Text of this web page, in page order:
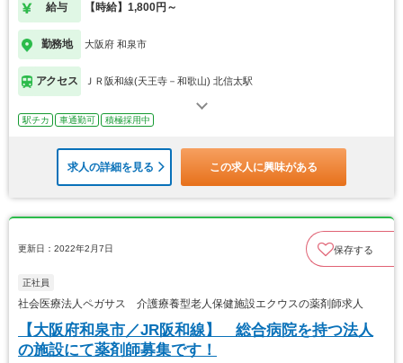
給与 【時給】1,800円～
勤務地 大阪府 和泉市
アクセス ＪＲ阪和線(天王寺－和歌山) 北信太駅
駅チカ 車通勤可 積極採用中
求人の詳細を見る この求人に興味がある
更新日：2022年2月7日 保存する
正社員
社会医療法人ペガサス 介護療養型老人保健施設エクウスの薬剤師求人
【大阪府和泉市／JR阪和線】 総合病院を持つ法人
の施設にて薬剤師募集です！